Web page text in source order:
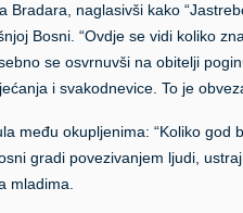
naglasivši kako
Bosni. “Ovdje se vidi koliko
se osvrnuvši na obitelji
i svakodnevice. To je
među okupljenima: “Koliko god
gradi povezivanjem ljudi,
mladima.